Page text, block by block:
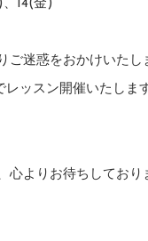
14(金)
ご迷惑をおかけいたし
レッスン開催いたしま
心よりお待ちしており